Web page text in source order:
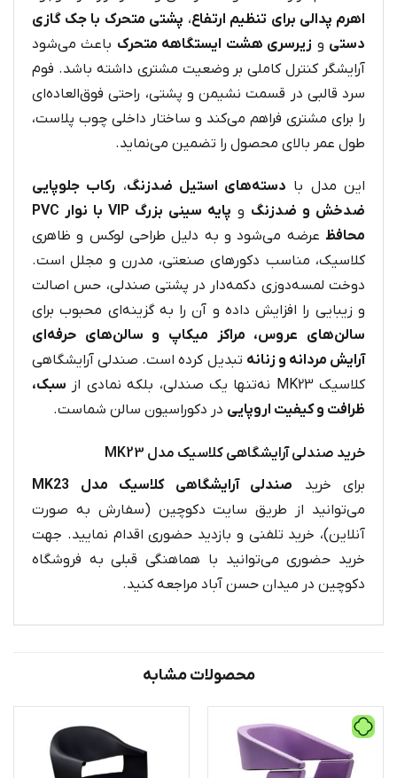
اهرم پدالی برای تنظیم ارتفاع، پشتی متحرک با جک گازی
دستی و زیرسری هشت ایستگاهه متحرک باعث می‌شود
آرایشگر کنترل کاملی بر وضعیت مشتری داشته باشد. فوم
سرد قالبی در قسمت نشیمن و پشتی، راحتی فوق‌العاده‌ای
را برای مشتری فراهم می‌کند و ساختار داخلی چوب پلاست،
طول عمر بالای محصول را تضمین می‌نماید.
این مدل با دسته‌های استیل ضدزنگ، رکاب جلوپایی
ضدخش و ضدزنگ و
پایه سینی بزرگ VIP با نوار PVC
محافظ عرضه می‌شود و به دلیل طراحی لوکس و ظاهری
کلاسیک، مناسب دکورهای صنعتی، مدرن و مجلل است.
دوخت لمسه‌دوزی دکمه‌دار در پشتی صندلی، حس اصالت
و زیبایی را افزایش داده و آن را به گزینه‌ای محبوب برای
سالن‌های عروس، مراکز میکاپ و سالن‌های حرفه‌ای
آرایش مردانه و زنانه تبدیل کرده است. صندلی آرایشگاهی
کلاسیک MK23 نه‌تنها یک صندلی، بلکه نمادی از
سبک،
ظرافت و کیفیت اروپایی در دکوراسیون سالن شماست.
خرید صندلی آرایشگاهی کلاسیک مدل MK23
برای خرید صندلی آرایشگاهی کلاسیک مدل MK23
می‌توانید از طریق سایت دکوچین (سفارش به صورت
آنلاین)، خرید تلفنی و بازدید حضوری اقدام نمایید. جهت
خرید حضوری می‌توانید با هماهنگی قبلی به فروشگاه
دکوچین در میدان حسن آباد مراجعه کنید.
محصولات مشابه